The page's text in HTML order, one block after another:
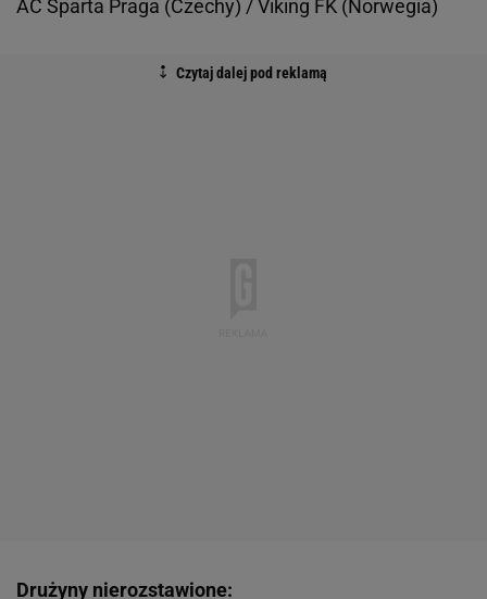
AC Sparta Praga (Czechy) / Viking FK (Norwegia)
Drużyny nierozstawione: